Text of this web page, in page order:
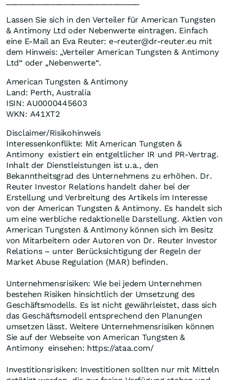
Lassen Sie sich in den Verteiler für American Tungsten
& Antimony Ltd oder Nebenwerte eintragen. Einfach
eine E-Mail an Eva Reuter: e-reuter@dr-reuter.eu mit
dem Hinweis: „Verteiler American Tungsten & Antimony
Ltd“ oder „Nebenwerte“.
American Tungsten & Antimony
Land: Perth, Australia
ISIN: AU0000445603
WKN: A41XT2
Disclaimer/Risikohinweis
Interessenkonflikte: Mit American Tungsten &
Antimony existiert ein entgeltlicher IR und PR-Vertrag.
Inhalt der Dienstleistungen ist u.a., den
Bekanntheitsgrad des Unternehmens zu erhöhen. Dr.
Reuter Investor Relations handelt daher bei der
Erstellung und Verbreitung des Artikels im Interesse
von der American Tungsten & Antimony. Es handelt sich
um eine werbliche redaktionelle Darstellung. Aktien von
American Tungsten & Antimony können sich im Besitz
von Mitarbeitern oder Autoren von Dr. Reuter Investor
Relations – unter Berücksichtigung der Regeln der
Market Abuse Regulation (MAR) befinden.
Unternehmensrisiken: Wie bei jedem Unternehmen
bestehen Risiken hinsichtlich der Umsetzung des
Geschäftsmodells. Es ist nicht gewährleistet, dass sich
das Geschäftsmodell entsprechend den Planungen
umsetzen lässt. Weitere Unternehmensrisiken können
Sie auf der Webseite von American Tungsten &
Antimony einsehen: https://ataa.com/
Investitionsrisiken: Investitionen sollten nur mit Mitteln